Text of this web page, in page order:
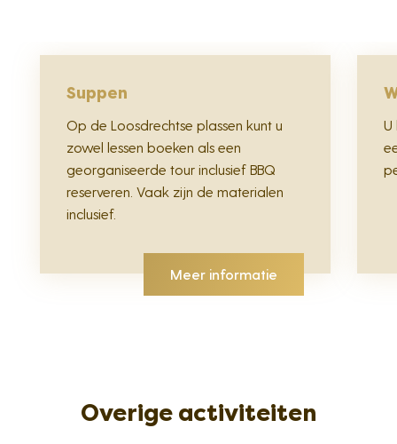
Suppen
Op de Loosdrechtse plassen kunt u
zowel lessen boeken als een
georganiseerde tour inclusief BBQ
reserveren. Vaak zijn de materialen
inclusief.
Meer informatie
U
Overige activiteiten